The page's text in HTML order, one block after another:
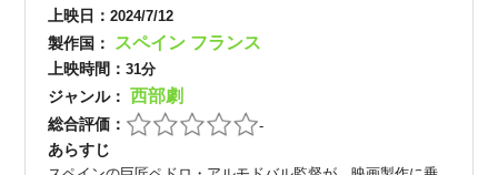
上映日：2024/7/12
製作国： スペイン フランス
上映時間：31分
ジャンル： 西部劇
総合評価： -
あらすじ